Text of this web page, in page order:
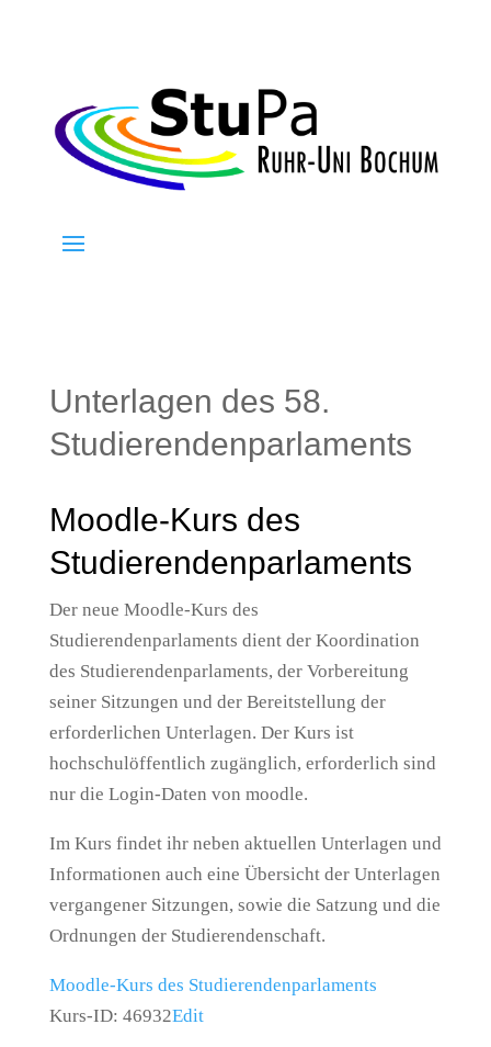
Unterlagen des 58.
Studierendenparlaments
Moodle-Kurs des
Studierendenparlaments
Der neue Moodle-Kurs des
Studierendenparlaments dient der Koordination
des Studierendenparlaments, der Vorbereitung
seiner Sitzungen und der Bereitstellung der
erforderlichen Unterlagen. Der Kurs ist
hochschulöffentlich zugänglich, erforderlich sind
nur die Login-Daten von moodle.
Im Kurs findet ihr neben aktuellen Unterlagen und
Informationen auch eine Übersicht der Unterlagen
vergangener Sitzungen, sowie die Satzung und die
Ordnungen der Studierendenschaft.
Moodle-Kurs des Studierendenparlaments
Kurs-ID: 46932Edit